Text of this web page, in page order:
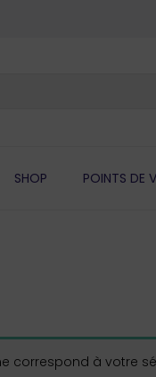
SHOP POINTS DE
correspond à votre